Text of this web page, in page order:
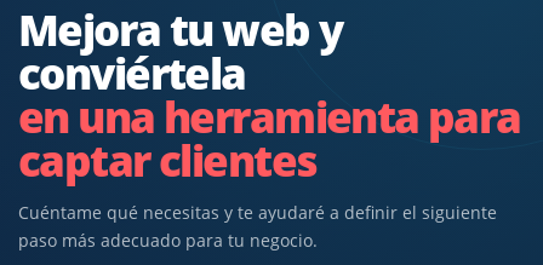
Mejora tu web y
conviértela
en una herramienta para
captar clientes
Cuéntame qué necesitas y te ayudaré a definir el siguiente
paso más adecuado para tu negocio.